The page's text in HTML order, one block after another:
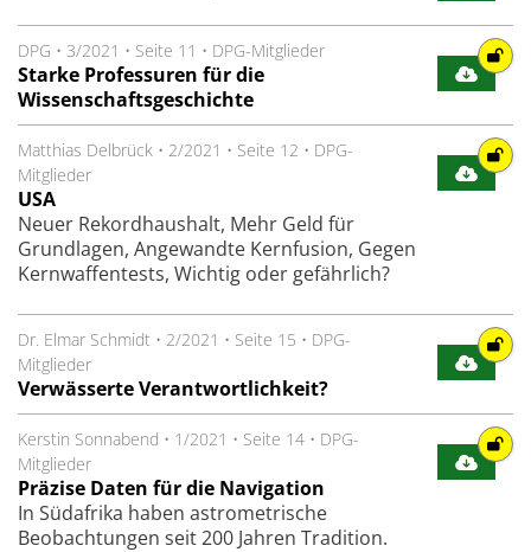
DPG • 3/2021 • Seite 11 • DPG-Mitglieder
Starke Professuren für die
Wissenschaftsgeschichte
Matthias Delbrück • 2/2021 • Seite 12 • DPG-
Mitglieder
USA
Neuer Rekordhaushalt, Mehr Geld für
Grundlagen, Angewandte Kernfusion, Gegen
Kernwaffentests, Wichtig oder gefährlich?
Dr. Elmar Schmidt • 2/2021 • Seite 15 • DPG-
Mitglieder
Verwässerte Verantwortlichkeit?
Kerstin Sonnabend • 1/2021 • Seite 14 • DPG-
Mitglieder
Präzise Daten für die Navigation
In Südafrika haben astrometrische
Beobachtungen seit 200 Jahren Tradition.